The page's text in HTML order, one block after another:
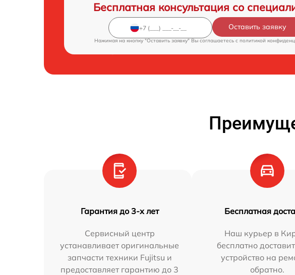
Бесплатная консультация со
Оставить заявку
Нажимая на кнопку "Оставить заявку" Вы соглашаетесь c политикой
Гарантия до 3-х лет
Сервисный центр
устанавливает оригинальные
запчасти техники Fujitsu и
предоставляет гарантию до 3
Бесплатная
Наш курьер в
бесплатно
устройство на
обратно.